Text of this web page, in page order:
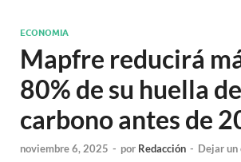
ECONOMIA
Mapfre reducirá
80% de su huella de
carbono antes de
noviembre 6, 2025 - por Redacción - Dejar un